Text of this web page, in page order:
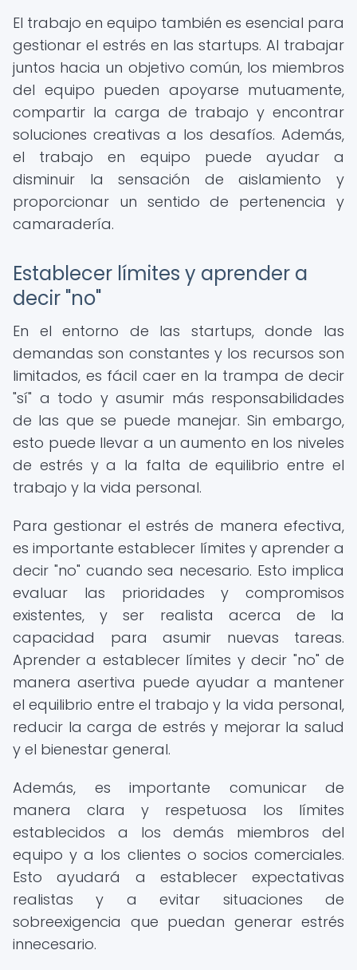
El trabajo en equipo también es esencial para
gestionar el estrés en las startups. Al trabajar
juntos hacia un objetivo común, los miembros
del equipo pueden apoyarse mutuamente,
compartir la carga de trabajo y encontrar
soluciones creativas a los desafíos. Además,
el trabajo en equipo puede ayudar a
disminuir la sensación de aislamiento y
proporcionar un sentido de pertenencia y
camaradería.
Establecer límites y aprender a
decir "no"
En el entorno de las startups, donde las
demandas son constantes y los recursos son
limitados, es fácil caer en la trampa de decir
"sí" a todo y asumir más responsabilidades
de las que se puede manejar. Sin embargo,
esto puede llevar a un aumento en los niveles
de estrés y a la falta de equilibrio entre el
trabajo y la vida personal.
Para gestionar el estrés de manera efectiva,
es importante establecer límites y aprender a
decir "no" cuando sea necesario. Esto implica
evaluar las prioridades y compromisos
existentes, y ser realista acerca de la
capacidad para asumir nuevas tareas.
Aprender a establecer límites y decir "no" de
manera asertiva puede ayudar a mantener
el equilibrio entre el trabajo y la vida personal,
reducir la carga de estrés y mejorar la salud
y el bienestar general.
Además, es importante comunicar de
manera clara y respetuosa los límites
establecidos a los demás miembros del
equipo y a los clientes o socios comerciales.
Esto ayudará a establecer expectativas
realistas y a evitar situaciones de
sobreexigencia que puedan generar estrés
innecesario.